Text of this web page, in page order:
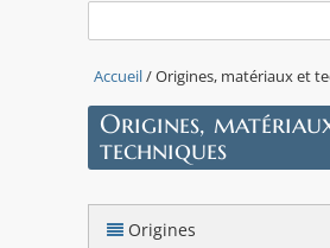
Accueil/ Origines, matériaux et
Origines,
techniques
Origines